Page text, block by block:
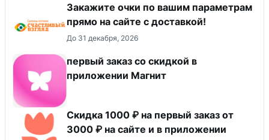
Закажите очки по вашим параметрам
прямо на сайте с доставкой!
До 31 декабря, 2026
первый заказ со скидкой в
приложении Магнит
Скидка 1000 ₽ на первый заказ от
3000 ₽ на сайте и в приложении